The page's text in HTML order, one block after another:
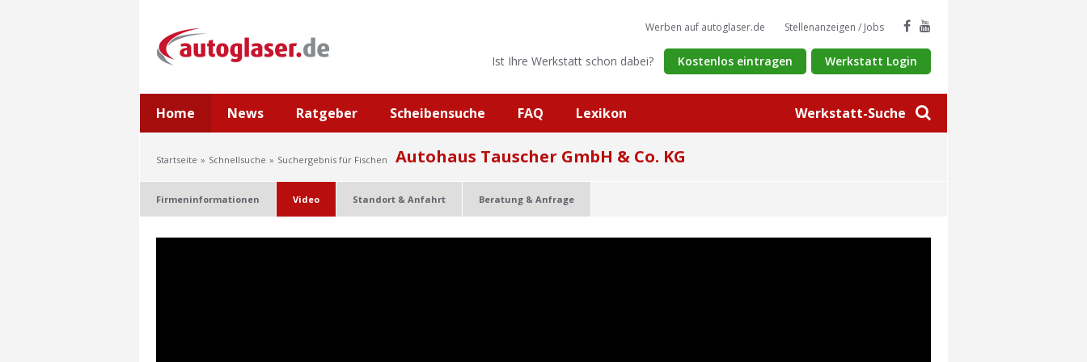
Werkstatt-Suche
Werben auf autoglaser.de Stellenanzeigen / Jobs
Ist Ihre Werkstatt schon dabei? Kostenlos eintragen Werkstatt Login
Home News Ratgeber Scheibensuche FAQ Lexikon
Startseite Schnellsuche Suchergebnis für Fischen Autohaus Tauscher GmbH & Co. KG
Firmeninformationen Video Standort & Anfahrt Beratung & Anfrage